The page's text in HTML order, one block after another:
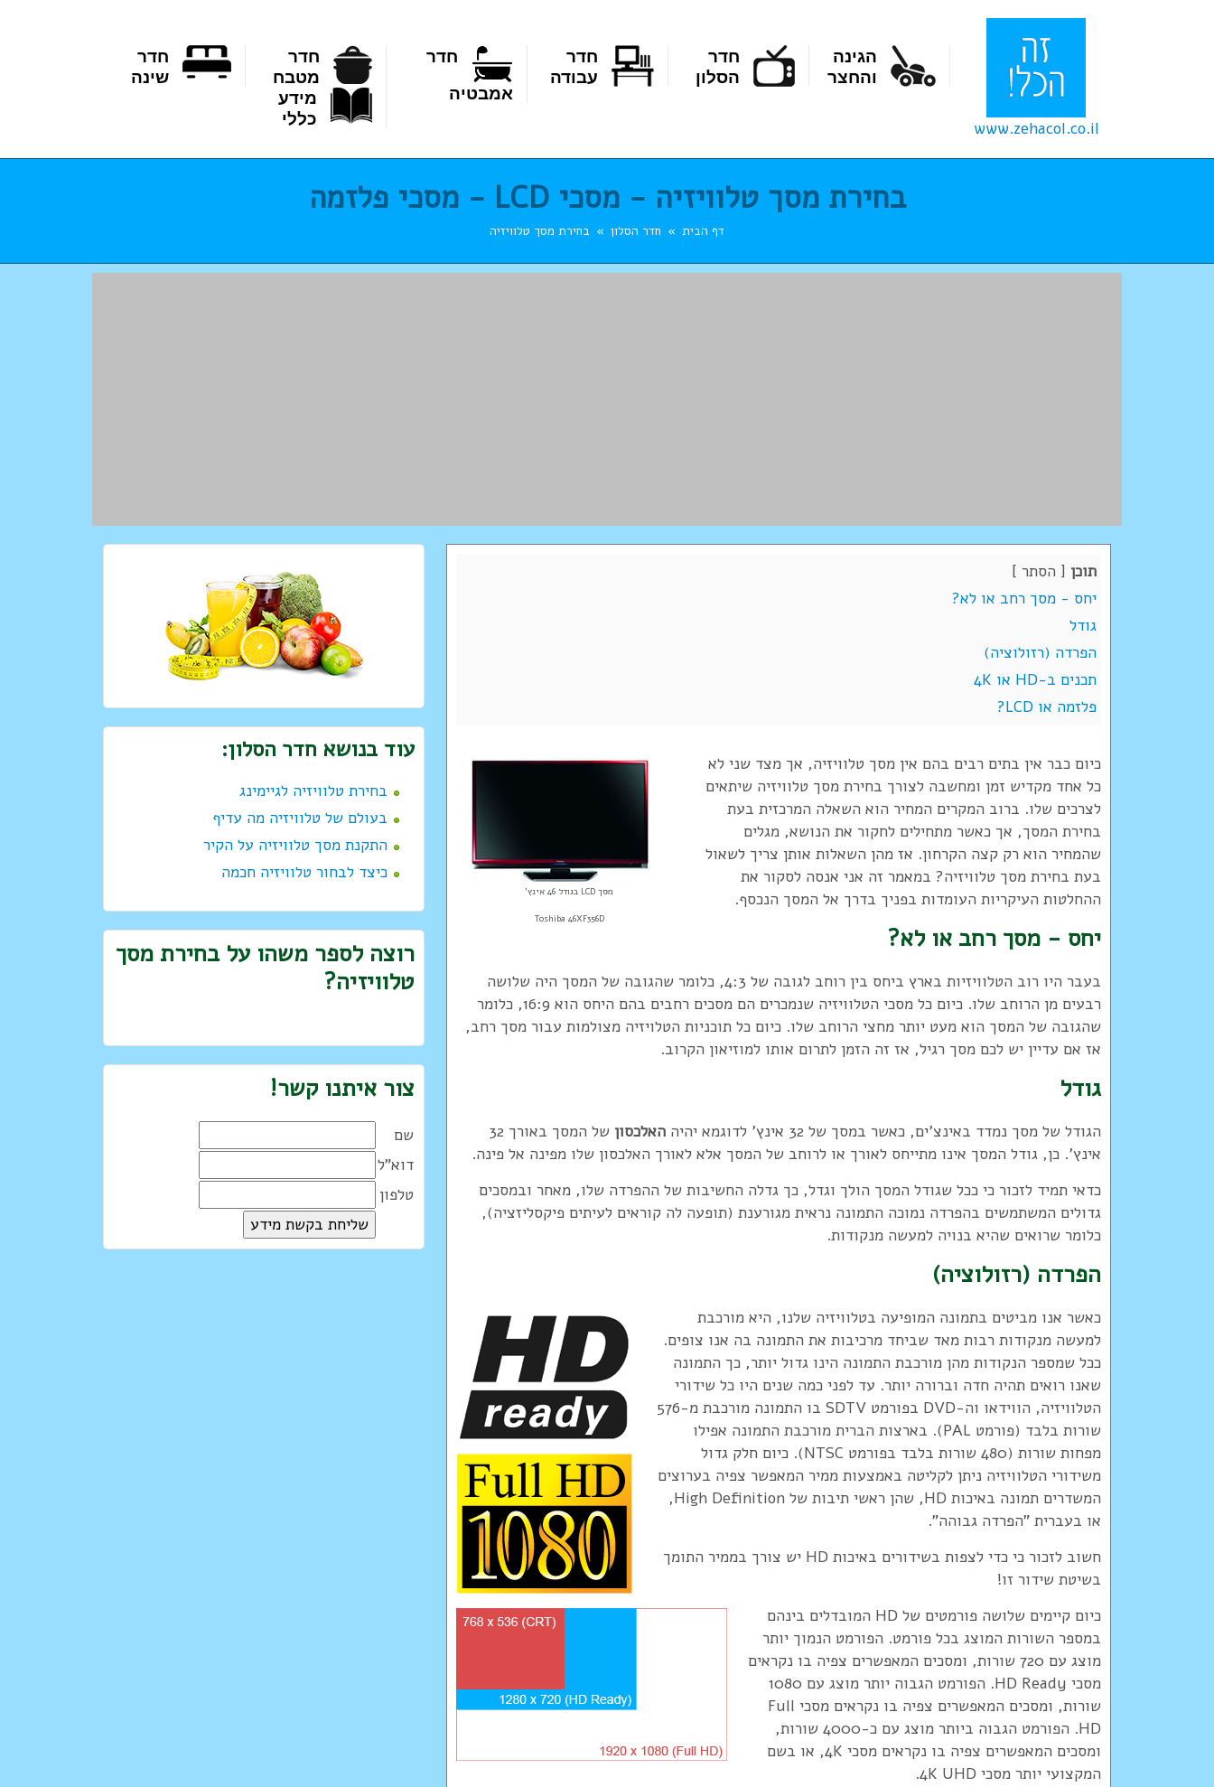
www.zehacol.co.il
הגינה
והחצר
חדר
הסלון
חדר
עבודה
חדר
אמבטיה
חדר
מטבח
חדר
שינה
מידע
כללי
בחירת מסך טלוויזיה - מסכי LCD - מסכי פלזמה
דף הבית חדר הסלון בחירת מסך טלוויזיה
תוכן [ הסתר ]
יחס - מסך רחב או לא?
גודל
הפרדה (רזולוציה)
תכנים ב-HD או 4K
פלזמה או LCD?
מסך LCD בגודל 46 אינץ'
Toshiba 46XF356D
כיום כבר אין בתים רבים בהם אין מסך טלוויזיה, אך מצד שני לא
כל אחד מקדיש זמן ומחשבה לצורך בחירת מסך טלוויזיה שיתאים
לצרכים שלו. ברוב המקרים המחיר הוא השאלה המרכזית בעת
בחירת המסך, אך כאשר מתחילים לחקור את הנושא, מגלים
שהמחיר הוא רק קצה הקרחון. אז מהן השאלות אותן צריך לשאול
בעת בחירת מסך טלוויזיה? במאמר זה אני אנסה לסקור את
ההחלטות העיקריות העומדות בפניך בדרך אל המסך הנכסף.
יחס - מסך רחב או לא?
בעבר היו רוב הטלוויזיות בארץ ביחס בין רוחב לגובה של 4:3, כלומר שהגובה של המסך היה שלושה
רבעים מן הרוחב שלו. כיום כל מסכי הטלוויזיה שנמכרים הם מסכים רחבים בהם היחס הוא 16:9, כלומר
שהגובה של המסך הוא מעט יותר מחצי הרוחב שלו. כיום כל תוכניות הטלויזיה מצולמות עבור מסך רחב,
אז אם עדיין יש לכם מסך רגיל, אז זה הזמן לתרום אותו למוזיאון הקרוב.
גודל
הגודל של מסך נמדד באינצ'ים, כאשר במסך של 32 אינץ' לדוגמא יהיה האלכסון
של המסך באורך 32
אינץ'. כן, גודל המסך אינו מתייחס לאורך או לרוחב של המסך אלא לאורך האלכסון שלו מפינה אל פינה.
כדאי תמיד לזכור כי ככל שגודל המסך הולך וגדל, כך גדלה החשיבות של ההפרדה שלו, מאחר ובמסכים
גדולים המשתמשים בהפרדה נמוכה התמונה נראית מגורענת (תופעה לה קוראים לעיתים פיקסליזציה),
כלומר שרואים שהיא בנויה למעשה מנקודות.
הפרדה (רזולוציה)
כאשר אנו מביטים בתמונה המופיעה בטלוויזיה שלנו, היא מורכבת
למעשה מנקודות רבות מאד שביחד מרכיבות את התמונה בה אנו צופים.
ככל שמספר הנקודות מהן מורכבת התמונה הינו גדול יותר, כך התמונה
שאנו רואים תהיה חדה וברורה יותר. עד לפני כמה שנים היו כל שידורי
הטלוויזיה, הווידאו וה-DVD בפורמט SDTV בו התמונה מורכבת מ-576
שורות בלבד (פורמט PAL). בארצות הברית מורכבת התמונה אפילו
מפחות שורות (480 שורות בלבד בפורמט NTSC). כיום חלק גדול
משידורי הטלוויזיה ניתן לקליטה באמצעות ממיר המאפשר צפיה בערוצים
המשדרים תמונה באיכות HD, שהן ראשי תיבות של High Definition,
או בעברית "הפרדה גבוהה".
חשוב לזכור כי כדי לצפות בשידורים באיכות HD יש צורך בממיר התומך
בשיטת שידור זו!
כיום קיימים שלושה פורמטים של HD המובדלים בינהם
במספר השורות המוצג בכל פורמט. הפורמט הנמוך יותר
מוצג עם 720 שורות, ומסכים המאפשרים צפיה בו נקראים
מסכי HD Ready. הפורמט הגבוה יותר מוצג עם 1080
שורות, ומסכים המאפשרים צפיה בו נקראים מסכי Full
HD. הפורמט הגבוה ביותר מוצג עם כ-4000 שורות,
ומסכים המאפשרים צפיה בו נקראים מסכי 4K, או בשם
המקצועי יותר מסכי 4K UHD.
עוד בנושא חדר הסלון:
בחירת טלוויזיה לגיימינג
בעולם של טלוויזיה מה עדיף
התקנת מסך טלוויזיה על הקיר
כיצד לבחור טלוויזיה חכמה
רוצה לספר משהו על בחירת מסך
טלוויזיה?
צור איתנו קשר!
שם
דוא"ל
טלפון